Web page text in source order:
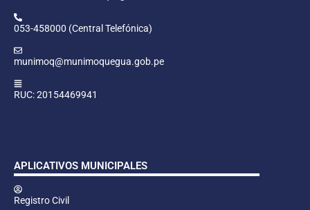
053-458000 (Central Telefónica)
munimoq@munimoquegua.gob.pe
RUC: 20154469941
APLICATIVOS MUNICIPALES
Registro Civil